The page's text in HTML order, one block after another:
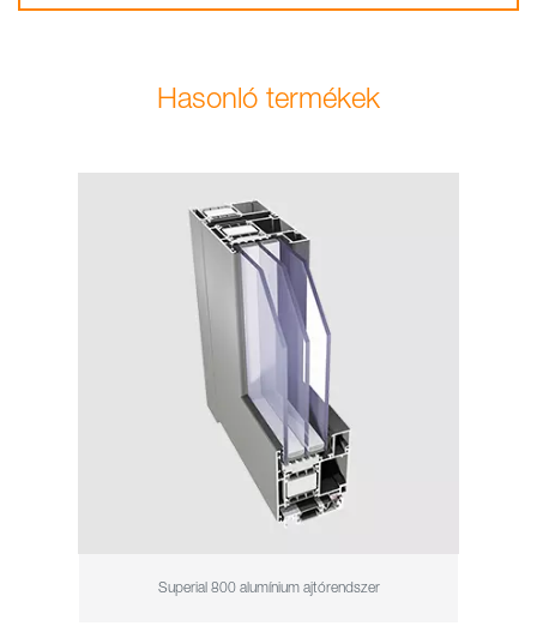
Hasonló termékek
Superial 800 alumínium ajtórendszer